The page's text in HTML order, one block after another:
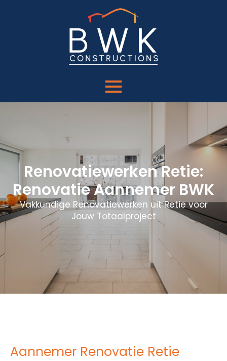
Renovatiewerken Retie:
Renovatie Aannemer BWK
Vakkundige Renovatiewerken uit Retie voor
Jouw Totaalproject
Aannemer Renovatie Retie